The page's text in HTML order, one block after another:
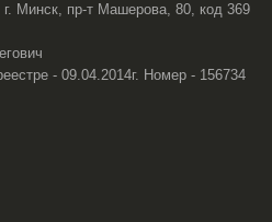
Минск, пр-т Машерова, 80, код 369
- 09.04.2014г. Номер - 156734